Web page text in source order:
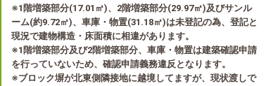
※1階増築部分(17.01㎡)、2階増築部分(29.97㎡)及びサンル
ーム(約9.72㎡)、車庫・物置(31.18㎡)は未登記の為、登記と
現況で建物構造・床面積に相違があります。
※1階増築部分及び2階増築部分、車庫・物置は建築確認申請
を行っていないため、確認申請義務違反となります。
※ブロック塀が北東側隣接地に越境してますが、現状渡しで